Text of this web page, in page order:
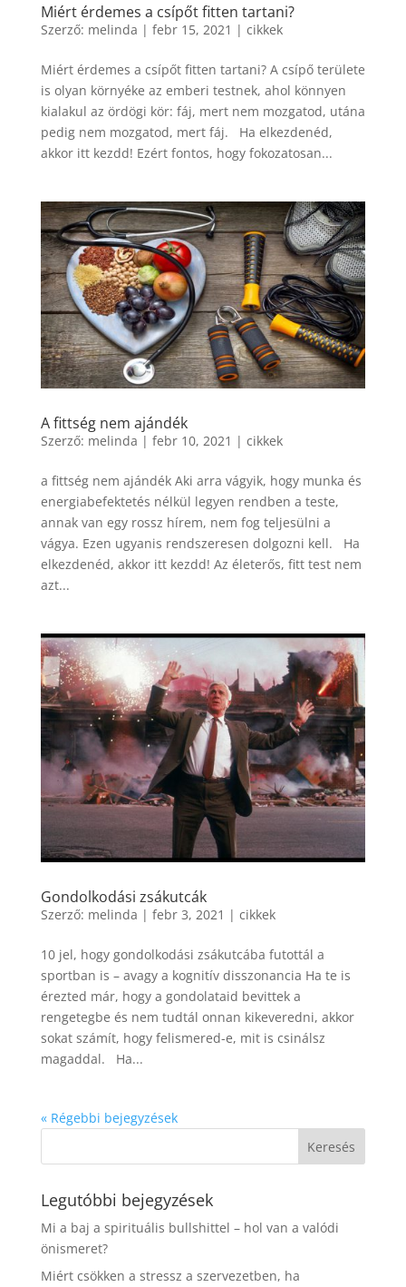
Miért érdemes a csípőt fitten tartani?
Szerző: melinda | febr 15, 2021 | cikkek
Miért érdemes a csípőt fitten tartani? A csípő területe
is olyan környéke az emberi testnek, ahol könnyen
kialakul az ördögi kör: fáj, mert nem mozgatod, utána
pedig nem mozgatod, mert fáj. Ha elkezdenéd,
akkor itt kezdd! Ezért fontos, hogy fokozatosan...
A fittség nem ajándék
Szerző: melinda | febr 10, 2021 | cikkek
a fittség nem ajándék Aki arra vágyik, hogy munka és
energiabefektetés nélkül legyen rendben a teste,
annak van egy rossz hírem, nem fog teljesülni a
vágya. Ezen ugyanis rendszeresen dolgozni kell. Ha
elkezdenéd, akkor itt kezdd! Az életerős, fitt test nem
azt...
Gondolkodási zsákutcák
Szerző: melinda | febr 3, 2021 | cikkek
10 jel, hogy gondolkodási zsákutcába futottál a
sportban is – avagy a kognitív disszonancia Ha te is
érezted már, hogy a gondolataid bevittek a
rengetegbe és nem tudtál onnan kikeveredni, akkor
sokat számít, hogy felismered-e, mit is csinálsz
magaddal. Ha...
« Régebbi bejegyzések
Legutóbbi bejegyzések
Mi a baj a spirituális bullshittel – hol van a valódi
önismeret?
Miért csökken a stressz a szervezetben, ha